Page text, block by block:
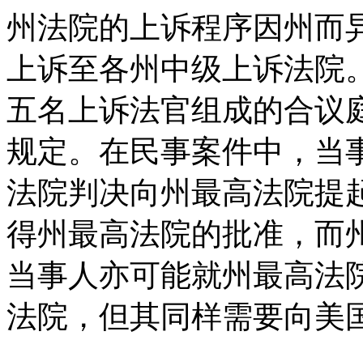
州法院的上诉程序因州而
上诉至各州中级上诉法院
五名上诉法官组成的合议
规定。在民事案件中，当
法院判决向州最高法院提
得州最高法院的批准，而
当事人亦可能就州最高法
法院，但其同样需要向美